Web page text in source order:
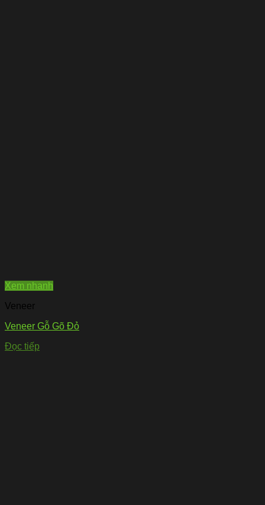
Xem nhanh
Veneer
Veneer Gỗ Gõ Đỏ
Đọc tiếp